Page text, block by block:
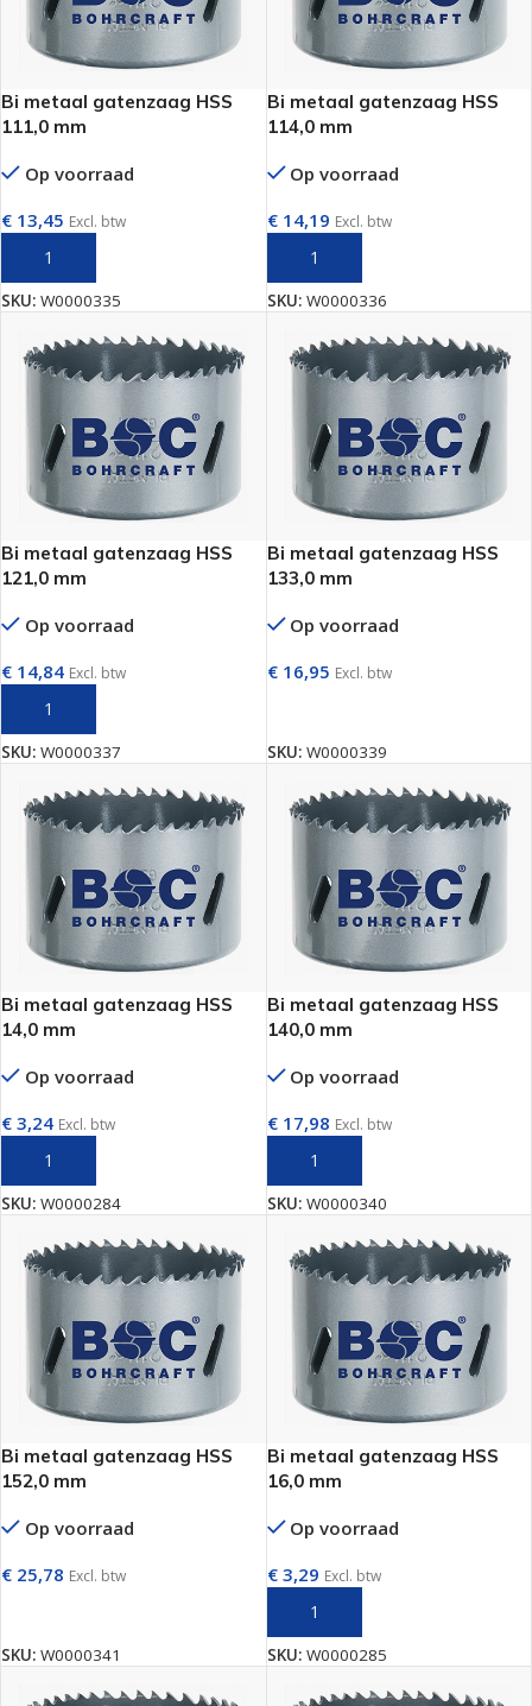
Bi metaal gatenzaag HSS
111,0 mm
Op voorraad
€ 13,45 Excl. btw
SKU: W0000335
Bi metaal gatenzaag HSS
114,0 mm
Op voorraad
€14,19 Excl. btw
SKU: W0000336
Bi metaal gatenzaag HSS
121,0 mm
Op voorraad
€ 14,84 Excl. btw
SKU: W0000337
Bi metaal gatenzaag HSS
133,0 mm
Op voorraad
€16,95 Excl. btw
SKU: W0000339
Bi metaal gatenzaag HSS
14,0 mm
Op voorraad
€ 3,24 Excl. btw
SKU: W0000284
Bi metaal gatenzaag HSS
140,0 mm
Op voorraad
€17,98 Excl. btw
SKU: W0000340
Bi metaal gatenzaag HSS
152,0 mm
Op voorraad
€ 25,78 Excl. btw
SKU: W0000341
Bi metaal gatenzaag HSS
16,0 mm
Op voorraad
€3,29 Excl. btw
SKU: W0000285